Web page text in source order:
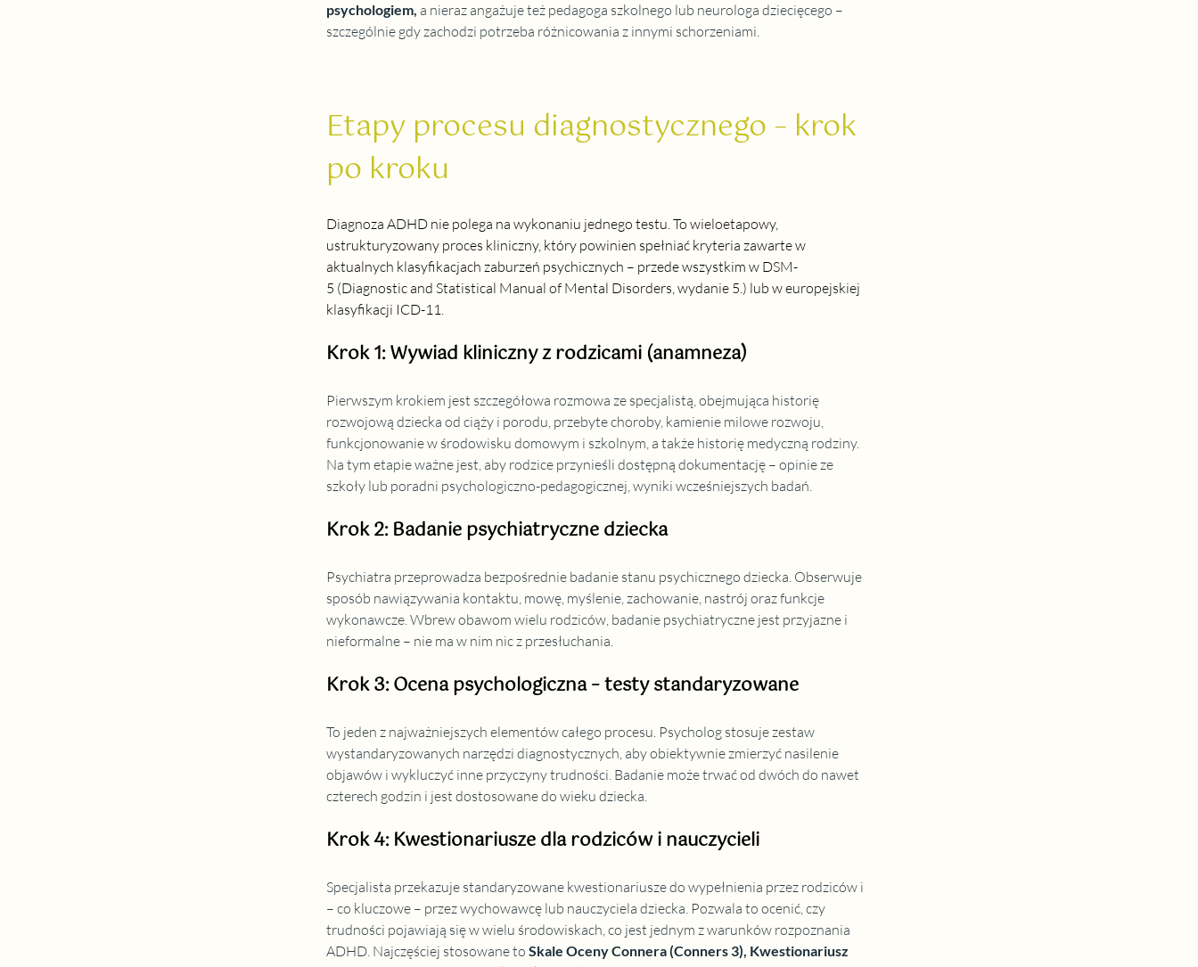
psychologiem, a nieraz angażuje też pedagoga szkolnego lub neurologa dziecięcego –
szczególnie gdy zachodzi potrzeba różnicowania z innymi schorzeniami.
Etapy procesu diagnostycznego – krok
po kroku
Diagnoza ADHD nie polega na wykonaniu jednego testu. To wieloetapowy,
ustrukturyzowany proces kliniczny, który powinien spełniać kryteria zawarte w
aktualnych klasyfikacjach zaburzeń psychicznych – przede wszystkim w DSM-
5 (Diagnostic and Statistical Manual of Mental Disorders, wydanie 5.) lub w europejskiej
klasyfikacji ICD-11.
Krok 1: Wywiad kliniczny z rodzicami (anamneza)
Pierwszym krokiem jest szczegółowa rozmowa ze specjalistą, obejmująca historię
rozwojową dziecka od ciąży i porodu, przebyte choroby, kamienie milowe rozwoju,
funkcjonowanie w środowisku domowym i szkolnym, a także historię medyczną rodziny.
Na tym etapie ważne jest, aby rodzice przynieśli dostępną dokumentację – opinie ze
szkoły lub poradni psychologiczno-pedagogicznej, wyniki wcześniejszych badań.
Krok 2: Badanie psychiatryczne dziecka
Psychiatra przeprowadza bezpośrednie badanie stanu psychicznego dziecka. Obserwuje
sposób nawiązywania kontaktu, mowę, myślenie, zachowanie, nastrój oraz funkcje
wykonawcze. Wbrew obawom wielu rodziców, badanie psychiatryczne jest przyjazne i
nieformalne – nie ma w nim nic z przesłuchania.
Krok 3: Ocena psychologiczna – testy standaryzowane
To jeden z najważniejszych elementów całego procesu. Psycholog stosuje zestaw
wystandaryzowanych narzędzi diagnostycznych, aby obiektywnie zmierzyć nasilenie
objawów i wykluczyć inne przyczyny trudności. Badanie może trwać od dwóch do nawet
czterech godzin i jest dostosowane do wieku dziecka.
Krok 4: Kwestionariusze dla rodziców i nauczycieli
Specjalista przekazuje standaryzowane kwestionariusze do wypełnienia przez rodziców i
– co kluczowe – przez wychowawcę lub nauczyciela dziecka. Pozwala to ocenić, czy
trudności pojawiają się w wielu środowiskach, co jest jednym z warunków rozpoznania
ADHD. Najczęściej stosowane to Skale Oceny Connera (Conners 3), Kwestionariusz